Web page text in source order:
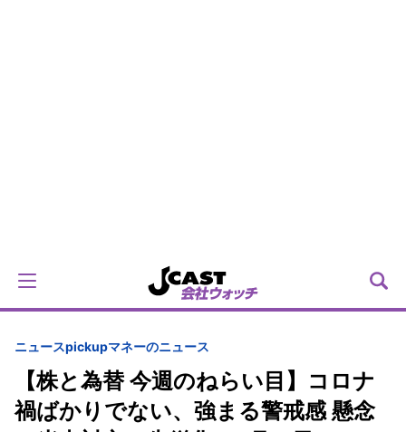
ニュースpickupマネーのニュース
【株と為替 今週のねらい目】コロナ
禍ばかりでない、強まる警戒感 懸念